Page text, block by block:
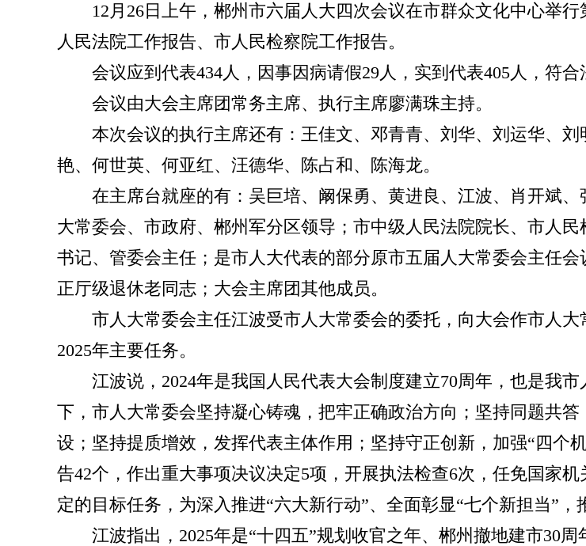
12月26日上午，郴州市六届人大四次会议在市群众文化中心举
人民法院工作报告、市人民检察院工作报告。
会议应到代表434人，因事因病请假29人，实到代表405人，符合
会议由大会主席团常务主席、执行主席廖满珠主持。
本次会议的执行主席还有：王佳文、邓青青、刘华、刘运华、
艳、何世英、何亚红、汪德华、陈占和、陈海龙。
在主席台就座的有：吴巨培、阚保勇、黄进良、江波、肖开斌
大常委会、市政府、郴州军分区领导；市中级人民法院院长、市人
书记、管委会主任；是市人大代表的部分原市五届人大常委会主任
正厅级退休老同志；大会主席团其他成员。
市人大常委会主任江波受市人大常委会的委托，向大会作市人
2025年主要任务。
江波说，2024年是我国人民代表大会制度建立70周年，也是我
下，市人大常委会坚持凝心铸魂，把牢正确政治方向；坚持同题共
设；坚持提质增效，发挥代表主体作用；坚持守正创新，加强“四个
告42个，作出重大事项决议决定5项，开展执法检查6次，任免国家
定的目标任务，为深入推进“六大新行动”、全面彰显“七个新担当”，
江波指出，2025年是“十四五”规划收官之年、郴州撤地建市30